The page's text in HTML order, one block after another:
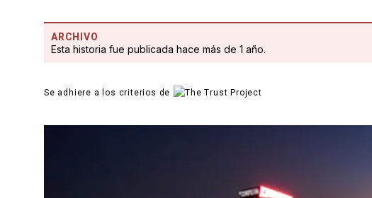
ARCHIVO
Esta historia fue publicada hace más de 1 año.
Se adhiere a los criterios de